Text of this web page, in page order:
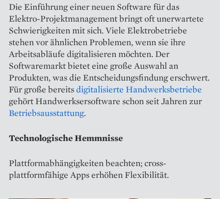
Die Einführung einer neuen Software für das
Elektro-Projektmanagement bringt oft unerwartete
Schwierigkeiten mit sich. Viele Elektrobetriebe
stehen vor ähnlichen Problemen, wenn sie ihre
Arbeitsabläufe digitalisieren möchten. Der
Softwaremarkt bietet eine große Auswahl an
Produkten, was die Entscheidungsfindung erschwert.
Für große bereitsdigitalisierte Handwerksbetriebe
gehört Handwerksersoftware schon seit Jahren zur
Betriebsausstattung.
Technologische Hemmnisse
Plattformabhängigkeiten beachten; cross-
plattformfähige Apps erhöhen Flexibilität.